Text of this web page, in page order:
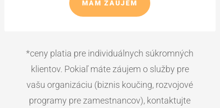
MÁM ZÁUJEM
*ceny platia pre individuálnych súkromných
klientov. Pokiaľ máte záujem o služby pre
vašu organizáciu (biznis koučing, rozvojové
programy pre zamestnancov), kontaktujte